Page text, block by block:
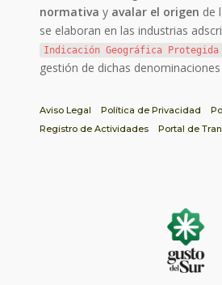
normativa y avalar el origen de
se elaboran en las industrias
Indicación Geográfica Protegida
gestión de dichas denominaciones
Aviso Legal Política de Privacidad
Registro de Actividades
Portal de